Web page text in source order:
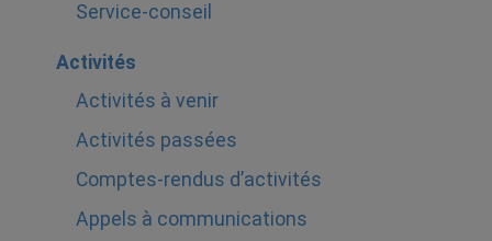
Service-conseil
Activités
Activités à venir
Activités passées
Comptes-rendus d’activités
Appels à communications